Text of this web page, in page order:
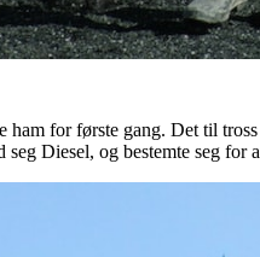
for første gang. Det til
Diesel, og bestemte seg for